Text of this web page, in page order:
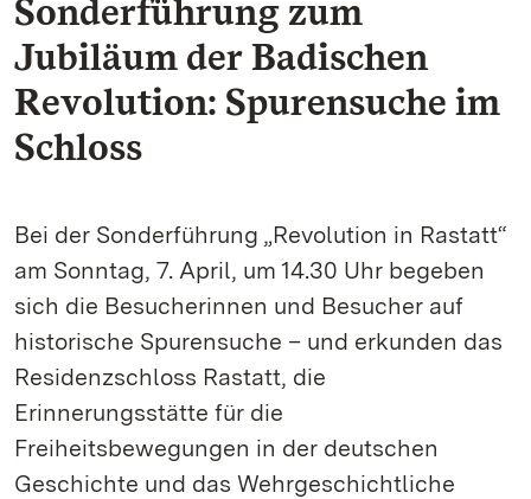
Sonderführung zum
Jubiläum der Badischen
Revolution: Spurensuche im
Schloss
Bei der Sonderführung „Revolution in Rastatt“
am Sonntag, 7. April, um 14.30 Uhr begeben
sich die Besucherinnen und Besucher auf
historische Spurensuche – und erkunden das
Residenzschloss Rastatt, die
Erinnerungsstätte für die
Freiheitsbewegungen in der deutschen
Geschichte und das Wehrgeschichtliche